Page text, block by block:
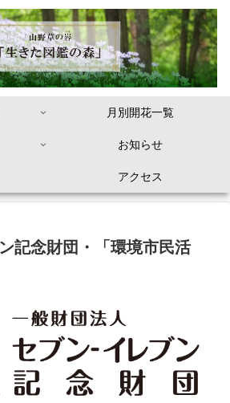
月別開花一覧
お知らせ
アクセス
記念財団・「環境市民活